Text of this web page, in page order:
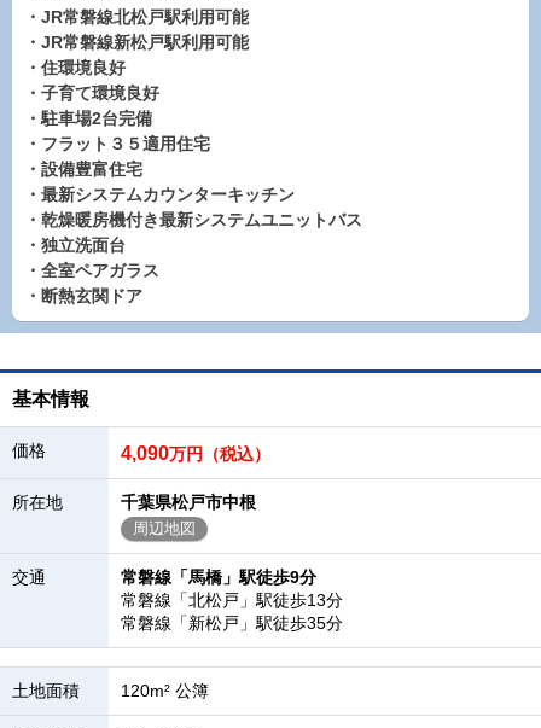
・JR常磐線北松戸駅利用可能
・JR常磐線新松戸駅利用可能
・住環境良好
・子育て環境良好
・駐車場2台完備
・フラット３５適用住宅
・設備豊富住宅
・最新システムカウンターキッチン
・乾燥暖房機付き最新システムユニットバス
・独立洗面台
・全室ペアガラス
・断熱玄関ドア
基本情報
価格 4,090万円（税込）
所在地 千葉県松戸市中根
周辺地図
交通
常磐線「馬橋」駅徒歩9分
常磐線「北松戸」駅徒歩13分
常磐線「新松戸」駅徒歩35分
土地面積 120m² 公簿